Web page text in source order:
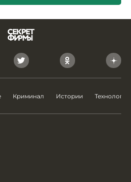
Криминал Истории Технологии